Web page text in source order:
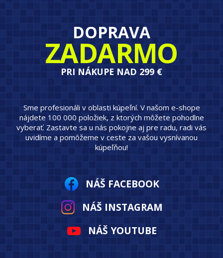
DOPRAVA
ZADARMO
PRI NÁKUPE NAD 299 €
Sme profesionáli v oblasti kúpeľní. V našom e-shope
nájdete 100 000 položiek, z ktorých môžete pohodlne
vyberať. Zastavte sa u nás pokojne aj pre radu, radi vás
uvidíme a pomôžeme v ceste za vašou vysnívanou
kúpeľňou!
NÁŠ FACEBOOK
NÁŠ INSTAGRAM
NÁŠ YOUTUBE